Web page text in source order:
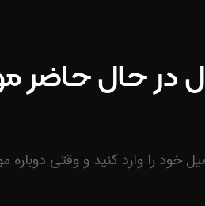
در حال حاضر
خود را وارد کنید و وقتی دوباره